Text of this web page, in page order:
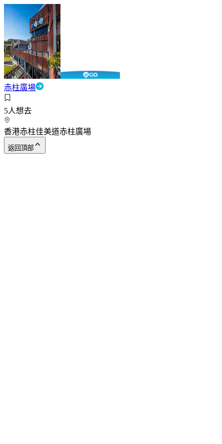
赤柱廣場
5人想去
香港赤柱佳美道赤柱廣場
返回頂部